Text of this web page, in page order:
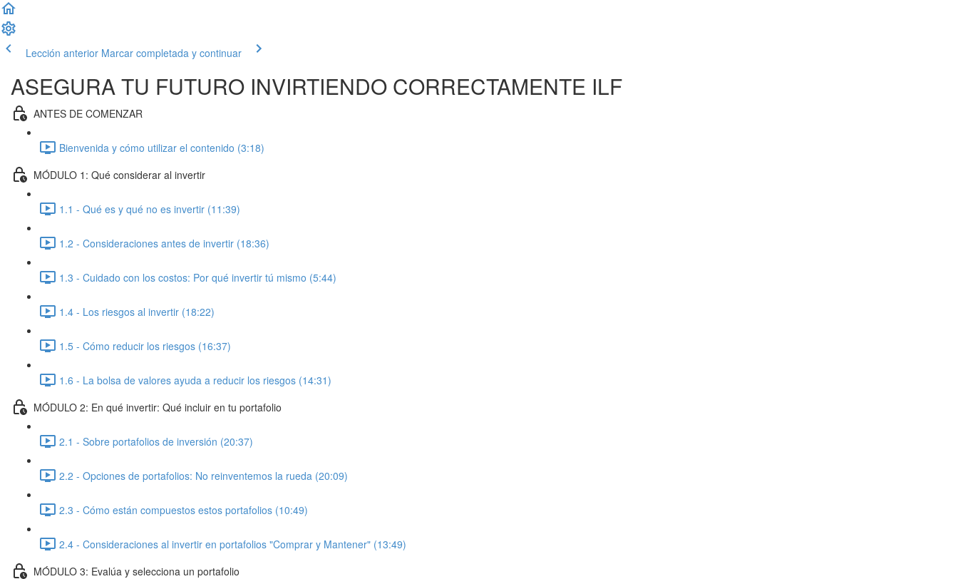
Lección anterior Marcar completada y continuar
ASEGURA TU FUTURO INVIRTIENDO CORRECTAMENTE ILF
ANTES DE COMENZAR
Bienvenida y cómo utilizar el contenido (3:18)
MÓDULO 1: Qué considerar al invertir
1.1 - Qué es y qué no es invertir (11:39)
1.2 - Consideraciones antes de invertir (18:36)
1.3 - Cuidado con los costos: Por qué invertir tú mismo (5:44)
1.4 - Los riesgos al invertir (18:22)
1.5 - Cómo reducir los riesgos (16:37)
1.6 - La bolsa de valores ayuda a reducir los riesgos (14:31)
MÓDULO 2: En qué invertir: Qué incluir en tu portafolio
2.1 - Sobre portafolios de inversión (20:37)
2.2 - Opciones de portafolios: No reinventemos la rueda (20:09)
2.3 - Cómo están compuestos estos portafolios (10:49)
2.4 - Consideraciones al invertir en portafolios "Comprar y Mantener" (13:49)
MÓDULO 3: Evalúa y selecciona un portafolio